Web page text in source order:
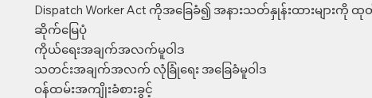
Dispatch Worker Act ကိုအခြေခံ၍ အနားသတ်နှုန်းထားများကို ထုတ်
ဆိုက်မြေပုံ
ကိုယ်ရေးအချက်အလက်မူဝါဒ
သတင်းအချက်အလက် လုံခြုံရေး အခြေခံမူဝါဒ
ဝန်ထမ်းအကျိုးခံစားခွင့်